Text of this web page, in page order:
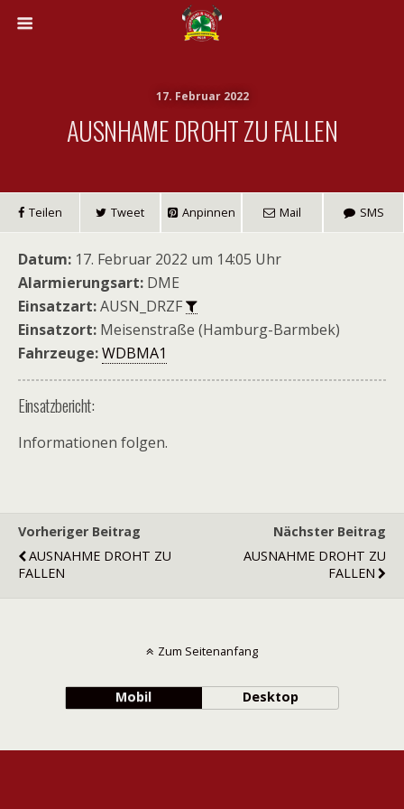
17. Februar 2022
AUSNHAME DROHT ZU FALLEN
Teilen Tweet Anpinnen Mail SMS
Datum: 17. Februar 2022 um 14:05 Uhr
Alarmierungsart: DME
Einsatzart:AUSN_DRZF
Einsatzort: Meisenstraße (Hamburg-Barmbek)
Fahrzeuge:WDBMA1
Einsatzbericht:
Informationen folgen.
Vorheriger Beitrag
AUSNAHME DROHT ZU
FALLEN
Nächster Beitrag
AUSNAHME DROHT ZU
FALLEN
Zum Seitenanfang
Mobil Desktop